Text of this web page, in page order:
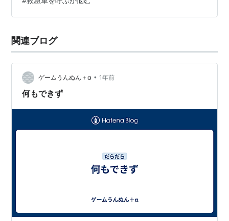
合、救急車を呼ぶことも辞さない考えでいる。緊急性は
あんまり無いんだけど、本当に辛かったら呼ぶくらいの
ど、ほっといたら重病になるリスクは抱えてる。頑張っ
て治したい。ゲームやるのはそれ以降でもいいので…
関連ブログ
ゲームうんぬん＋α • 1年前
何もできず